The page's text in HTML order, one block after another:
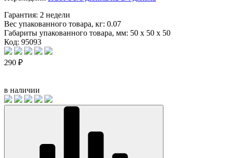
Гарантия: 2 недели
Вес упакованного товара, кг: 0.07
Габариты упакованного товара, мм: 50 x 50 x 50
Код: 95093
290 ₽
в наличии